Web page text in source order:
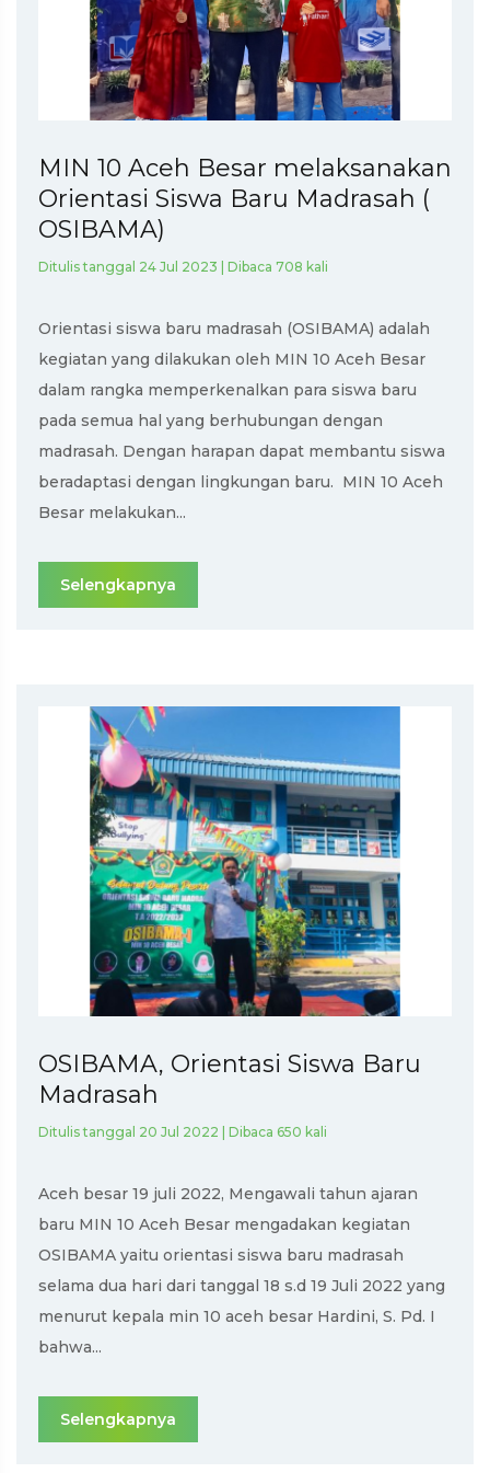
MIN 10 Aceh Besar melaksanakan
Orientasi Siswa Baru Madrasah (
OSIBAMA)
Ditulis tanggal 24 Jul 2023 | Dibaca 708 kali
Orientasi siswa baru madrasah (OSIBAMA) adalah
kegiatan yang dilakukan oleh MIN 10 Aceh Besar
dalam rangka memperkenalkan para siswa baru
pada semua hal yang berhubungan dengan
madrasah. Dengan harapan dapat membantu siswa
beradaptasi dengan lingkungan baru. MIN 10 Aceh
Besar melakukan...
Selengkapnya
OSIBAMA, Orientasi Siswa Baru
Madrasah
Ditulis tanggal 20 Jul 2022 | Dibaca 650 kali
Aceh besar 19 juli 2022, Mengawali tahun ajaran
baru MIN 10 Aceh Besar mengadakan kegiatan
OSIBAMA yaitu orientasi siswa baru madrasah
selama dua hari dari tanggal 18 s.d 19 Juli 2022 yang
menurut kepala min 10 aceh besar Hardini, S. Pd. I
bahwa...
Selengkapnya